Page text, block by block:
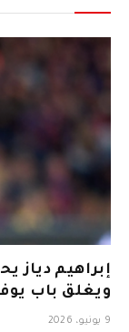
إبراهيم دياز
ويغلق باب
9 يونيو، 2026